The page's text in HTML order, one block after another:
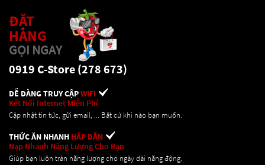
ĐẶT
HÀNG
GỌI NGAY
0919 C-Store (278 673)
DỄ DÀNG TRUY CẬPWIFI
Kết Nối Internet Miễn Phí
Cập nhật tin tức, gửi email, ... Bất cứ khi nào bạn muốn.
THỨC ĂN NHANH HẤP DẪN
Nạp Nhanh Năng Lượng Cho Bạn
Giúp bạn luôn tràn năng lượng cho ngày dài năng động.